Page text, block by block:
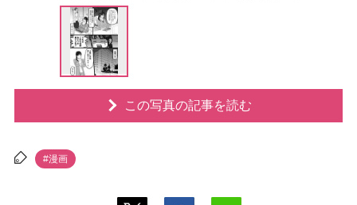
この写真の記事を読む
#漫画